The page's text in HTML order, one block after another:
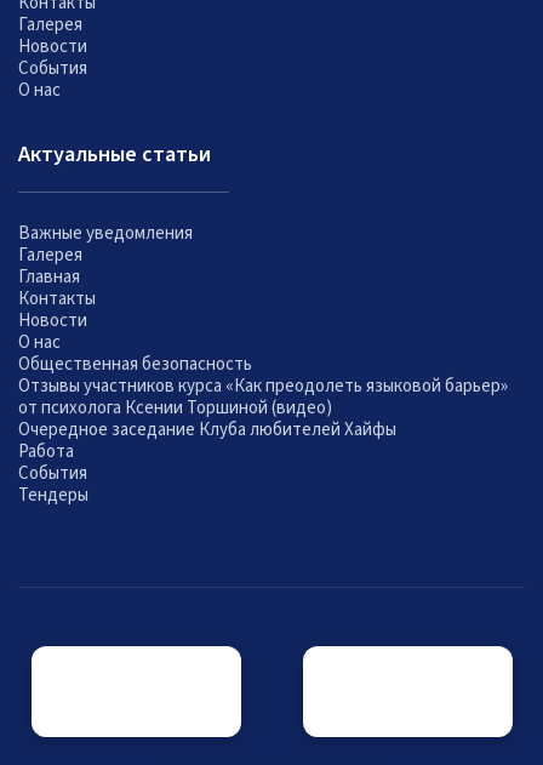
Галерея
Новости
События
О нас
Актуальные статьи
Важные уведомления
Галерея
Главная
Контакты
Новости
О нас
Общественная безопасность
Отзывы участников курса «Как преодолеть языковой барьер»
от психолога Ксении Торшиной (видео)
Очередное заседание Клуба любителей Хайфы
Работа
События
Тендеры